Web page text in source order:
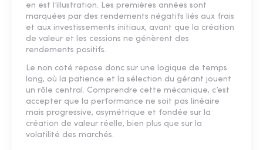
en est l’illustration. Les premières années sont
marquées par des rendements négatifs liés aux frais
et aux investissements initiaux, avant que la création
de valeur et les cessions ne génèrent des
rendements positifs.
Le non coté repose donc sur une logique de temps
long, où la patience et la sélection du gérant jouent
un rôle central. Comprendre cette mécanique, c’est
accepter que la performance ne soit pas linéaire
mais progressive, asymétrique et fondée sur la
création de valeur réelle, bien plus que sur la
volatilité des marchés.